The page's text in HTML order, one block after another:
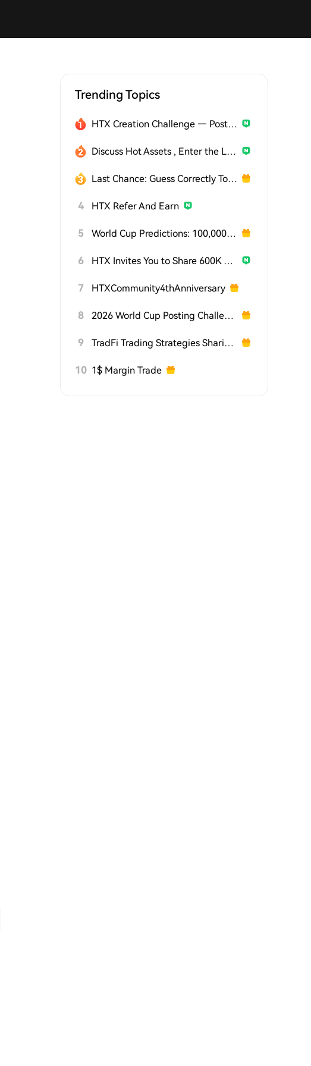
Trending Topics
HTX Creation Challenge — Post and Win 1,500U
Discuss Hot Assets , Enter the Lucky Draw
Last Chance: Guess Correctly Today and Win More
4 HTX Refer And Earn
5 World Cup Predictions: 100,000 USDT Daily
6 HTX Invites You to Share 600K USDT in Gift Packs
7 HTXCommunity4thAnniversary
8 2026 World Cup Posting Challenge on HTX Square
9 TradFi Trading Strategies Sharing Challenge
10 1$ Margin Trade